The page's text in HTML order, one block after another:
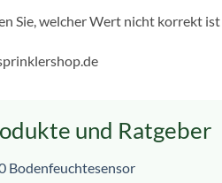
Sie, welcher Wert nicht korrekt
und Ratgeber
Bodenfeuchtesensor